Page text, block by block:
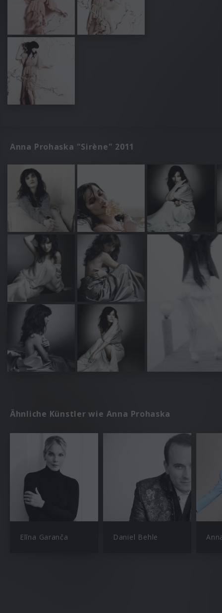
Anna Prohaska "Sirène" 2011
Ähnliche Künstler wie Anna Prohaska
Elīna Garanča Daniel Behle